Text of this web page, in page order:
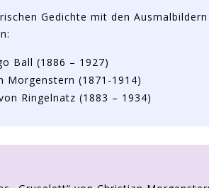
Gedichte mit den
Ball (1886 – 1927)
Morgenstern (1871-1914)
Ringelnatz (1883 – 1934)